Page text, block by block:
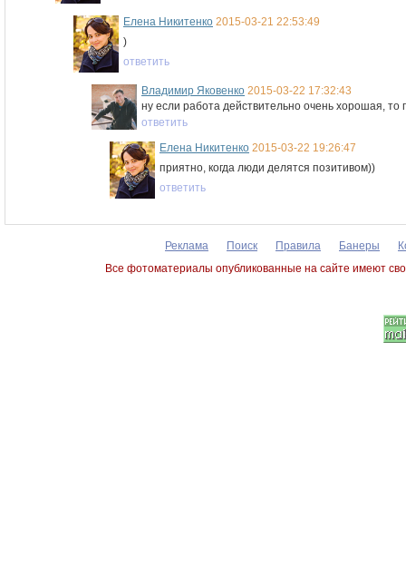
Елена Никитенко 2015-03-21 22:53:49
)
ответить
Владимир Яковенко 2015-03-22 17:32:43
ну если работа действительно очень хорошая, то
ответить
Елена Никитенко 2015-03-22 19:26:47
приятно, когда люди делятся позитивом))
ответить
Реклама Поиск Правила Банеры
Все фотоматериалы опубликованные на сайте имеют